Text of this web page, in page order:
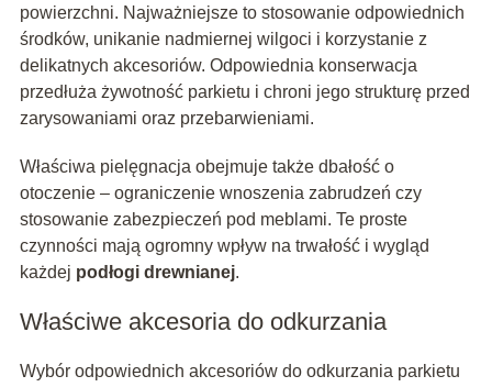
powierzchni. Najważniejsze to stosowanie odpowiednich
środków, unikanie nadmiernej wilgoci i korzystanie z
delikatnych akcesoriów. Odpowiednia konserwacja
przedłuża żywotność parkietu i chroni jego strukturę przed
zarysowaniami oraz przebarwieniami.
Właściwa pielęgnacja obejmuje także dbałość o
otoczenie – ograniczenie wnoszenia zabrudzeń czy
stosowanie zabezpieczeń pod meblami. Te proste
czynności mają ogromny wpływ na trwałość i wygląd
każdej podłogi drewnianej.
Właściwe akcesoria do odkurzania
Wybór odpowiednich akcesoriów do odkurzania parkietu